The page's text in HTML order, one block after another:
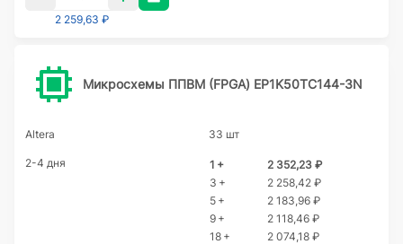
2 259,63 ₽
Микросхемы ППВМ (FPGA) EP1K50TC144-3N
Altera 33 шт
2-4 дня 1 +
2 352,23 ₽
3 +
2 258,42 ₽
5 +
2 183,96 ₽
9 +
2 118,46 ₽
18 +
2 074,18 ₽